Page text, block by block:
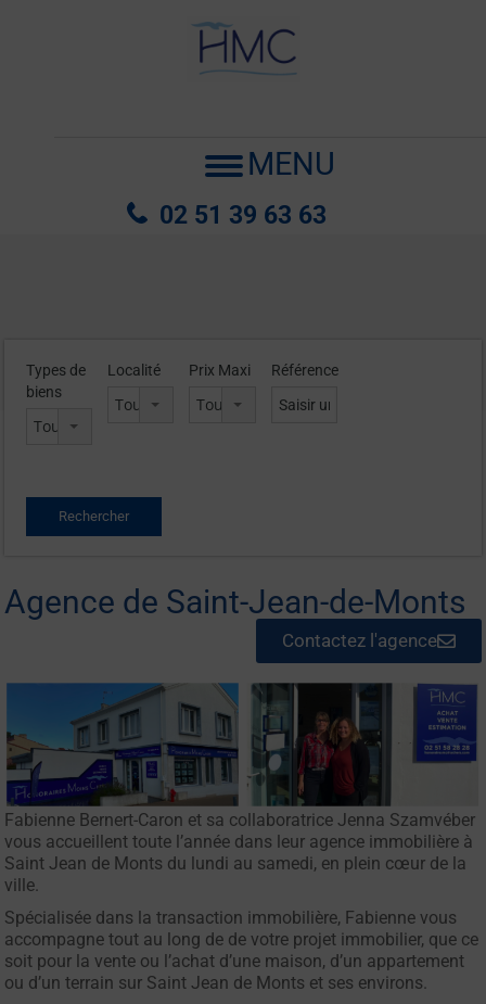
MENU
02 51 39 63 63
Types de
biens
Tous les types
Localité
Tous les lieux
Prix Maxi
Tout sélectionner
Référence
Agence de Saint-Jean-de-Monts
Contactez l'agence
Fabienne Bernert-Caron et sa collaboratrice Jenna Szamvéber
vous accueillent toute l’année dans leur agence immobilière à
Saint Jean de Monts du lundi au samedi, en plein cœur de la
ville.
Spécialisée dans la transaction immobilière, Fabienne vous
accompagne tout au long de de votre projet immobilier, que ce
soit pour la vente ou l’achat d’une maison, d’un appartement
ou d’un terrain sur Saint Jean de Monts et ses environs.